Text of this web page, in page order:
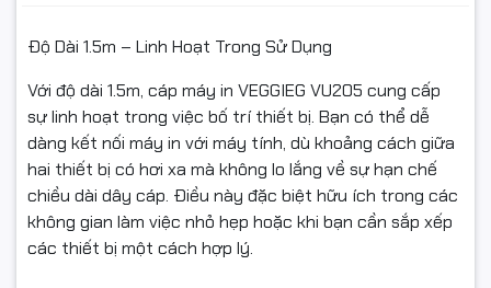
Độ Dài 1.5m – Linh Hoạt Trong Sử Dụng
Với độ dài 1.5m, cáp máy in VEGGIEG VU205 cung cấp
sự linh hoạt trong việc bố trí thiết bị. Bạn có thể dễ
dàng kết nối máy in với máy tính, dù khoảng cách giữa
hai thiết bị có hơi xa mà không lo lắng về sự hạn chế
chiều dài dây cáp. Điều này đặc biệt hữu ích trong các
không gian làm việc nhỏ hẹp hoặc khi bạn cần sắp xếp
các thiết bị một cách hợp lý.